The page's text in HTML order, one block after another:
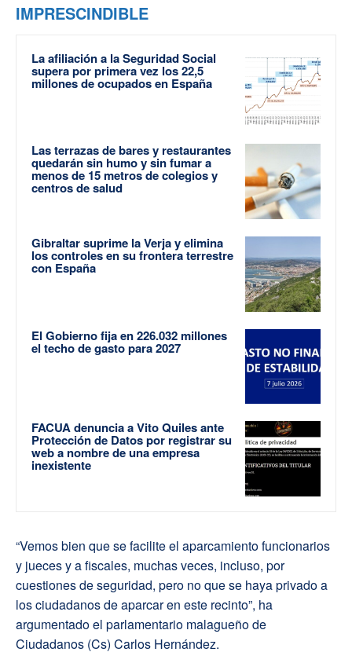
IMPRESCINDIBLE
La afiliación a la Seguridad Social
supera por primera vez los 22,5
millones de ocupados en España
Las terrazas de bares y restaurantes
quedarán sin humo y sin fumar a
menos de 15 metros de colegios y
centros de salud
Gibraltar suprime la Verja y elimina
los controles en su frontera terrestre
con España
El Gobierno fija en 226.032 millones
el techo de gasto para 2027
FACUA denuncia a Vito Quiles ante
Protección de Datos por registrar su
web a nombre de una empresa
inexistente
“Vemos bien que se facilite el aparcamiento funcionarios
y jueces y a fiscales, muchas veces, incluso, por
cuestiones de seguridad, pero no que se haya privado a
los ciudadanos de aparcar en este recinto”, ha
argumentado el parlamentario malagueño de
Ciudadanos (Cs) Carlos Hernández.